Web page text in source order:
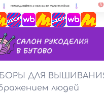
ДЛЯ
людей